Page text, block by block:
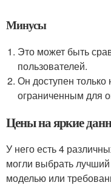
Минусы
Это может быть
пользователей.
Он доступен только
ограниченным для
Цены на яркие
У него есть 4
могли выбрать
моделью или